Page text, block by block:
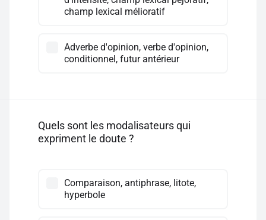
champ lexical mélioratif
Adverbe d'opinion, verbe d'opinion,
conditionnel, futur antérieur
Quels sont les modalisateurs qui
expriment le doute ?
Comparaison, antiphrase, litote,
hyperbole